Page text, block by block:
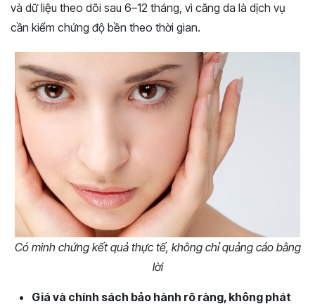
và dữ liệu theo dõi sau 6–12 tháng, vì căng da là dịch vụ
cần kiểm chứng độ bền theo thời gian.
Có minh chứng kết quả thực tế, không chỉ quảng cáo bằng
lời
Giá và chính sách bảo hành rõ ràng, không phát